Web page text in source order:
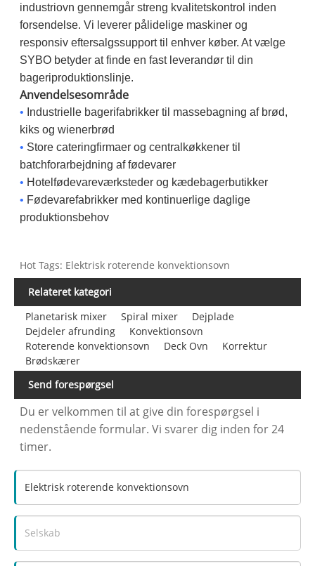
industriovn gennemgår streng kvalitetskontrol inden
forsendelse. Vi leverer pålidelige maskiner og
responsiv eftersalgssupport til enhver køber. At vælge
SYBO betyder at finde en fast leverandør til din
bageriproduktionslinje.
Anvendelsesområde
• Industrielle bagerifabrikker til massebagning af brød,
kiks og wienerbrød
• Store cateringfirmaer og centralkøkkener til
batchforarbejdning af fødevarer
• Hotelfødevareværksteder og kædebagerbutikker
• Fødevarefabrikker med kontinuerlige daglige
produktionsbehov
Hot Tags: Elektrisk roterende konvektionsovn
Relateret kategori
Planetarisk mixer
Spiral mixer
Dejplade
Dejdeler afrunding
Konvektionsovn
Roterende konvektionsovn
Deck Ovn
Korrektur
Brødskærer
Send forespørgsel
Du er velkommen til at give din forespørgsel i
nedenstående formular. Vi svarer dig inden for 24
timer.